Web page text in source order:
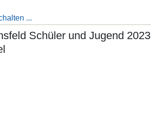
...
Schüler und Jugend 2023